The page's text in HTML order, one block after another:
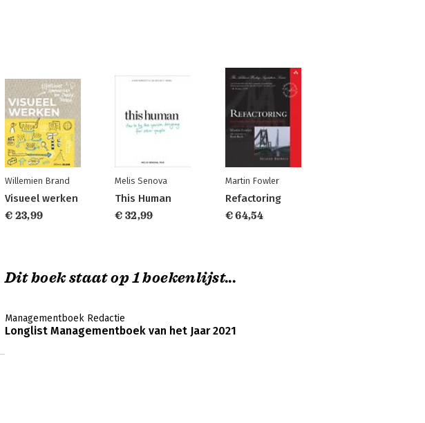
Willemien Brand
Visueel werken
€ 23,99
Melis Senova
This Human
€ 32,99
Martin Fowler
Refactoring
€ 64,54
Dit boek staat op 1 boekenlijst...
Managementboek Redactie
Longlist Managementboek van het Jaar 2021